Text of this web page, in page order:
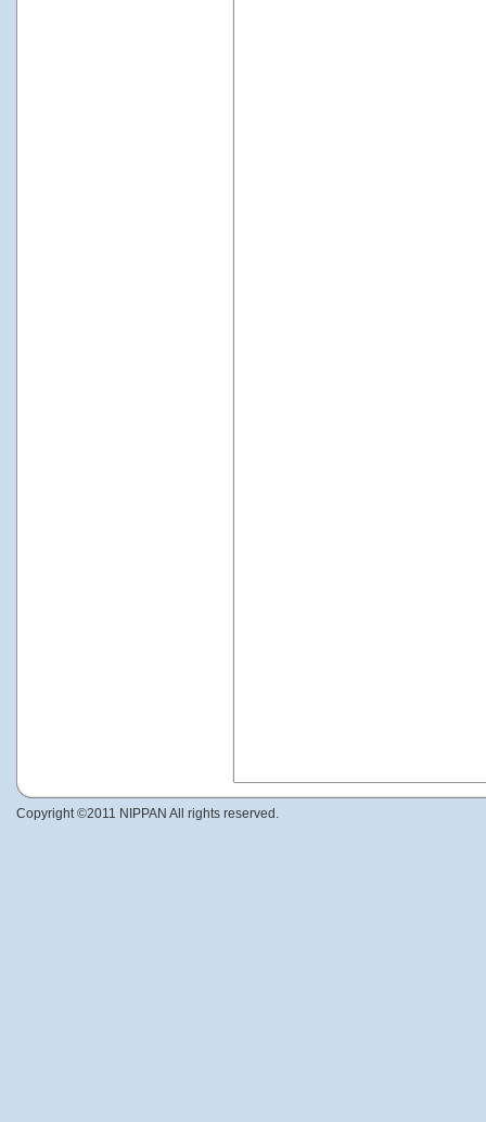
Copyright ©2011 NIPPAN All rights reserved.